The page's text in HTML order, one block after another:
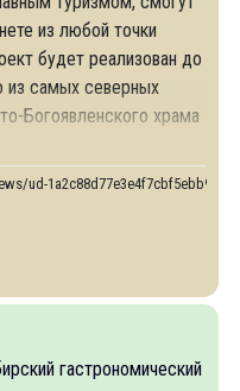
из любой точки
будет реализован до
из самых северных
Богоявленского храма
ud-
гастрономический